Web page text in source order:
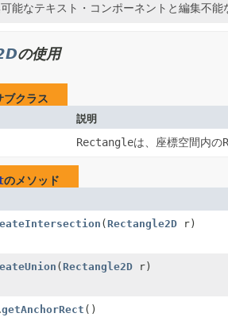
能なテキスト・コンポーネントと編集不
の使用
ブクラス
説明
Rectangleは、座標空間内の
のメソッド
(Rectangle2D r)
(Rectangle2D r)
getAnchorRect ()